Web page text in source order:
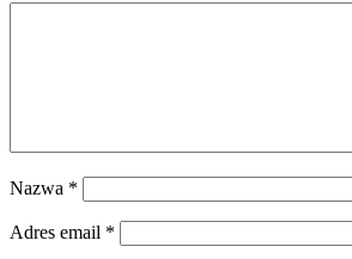
Nazwa *
Adres email *